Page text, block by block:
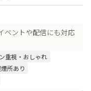
ベントや配信にも対応
重視・おしゃれ
所あり